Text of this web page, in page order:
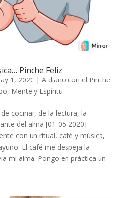
Pinche Feliz
1, 2020 | A diario con el Pinche
Mente y Espíritu
cocinar, de la lectura, la
del alma [01-05-2020]
con un ritual, café y música,
El café me despeja la
mi alma. Pongo en práctica un